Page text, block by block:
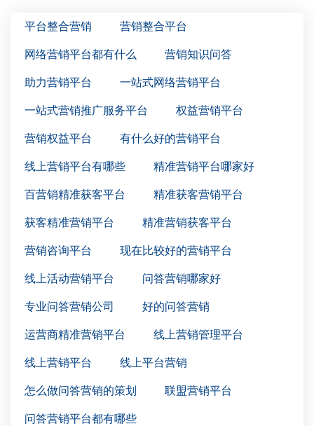
平台整合营销 营销整合平台
网络营销平台都有什么 营销知识问答
助力营销平台 一站式网络营销平台
一站式营销推广服务平台 权益营销平台
营销权益平台 有什么好的营销平台
线上营销平台有哪些 精准营销平台哪家好
百营销精准获客平台 精准获客营销平台
获客精准营销平台 精准营销获客平台
营销咨询平台 现在比较好的营销平台
线上活动营销平台 问答营销哪家好
专业问答营销公司 好的问答营销
运营商精准营销平台 线上营销管理平台
线上营销平台 线上平台营销
怎么做问答营销的策划 联盟营销平台
问答营销平台都有哪些